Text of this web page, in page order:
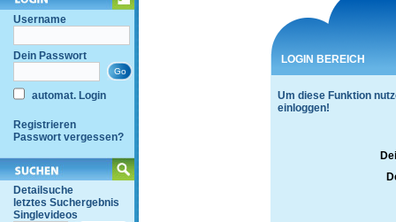
Username
Dein Passwort
automat. Login
Registrieren
Passwort vergessen?
Detailsuche
letztes Suchergebnis
Singlevideos
LOGIN BEREICH
Um diese Funktion
einloggen!